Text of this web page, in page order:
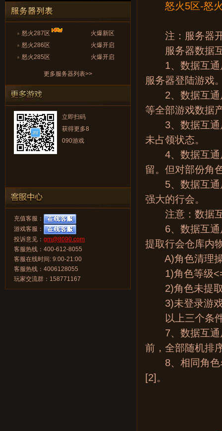
火爆新区
怒火287区
火爆开启
怒火286区
火爆开启
怒火285区
更多服务器列表>>
立即扫码
获得更多8
090游戏
充值客服：
游戏客服：
投诉意见： gm@8090.com
客服热线：400-612-8055
客服在线时间: 9:00-21:00
客服热线：4006128055
玩家交流群：158771167
怒火5区-怒
注：服务器开
服务器数据互
1、数据互通
服务器登陆游戏
2、数据互通
等全部游戏数据
3、数据互通
未占领状态。
4、数据互通
留。但对部份角
5、数据互通
强大的行会。
注意：数据互
6、数据互通
提取行会仓库内
A)角色清理
1)角色等级
2)角色未提取
3)未登录游戏
以上三个条件
7、数据互通
前，全部随机排
8、相同角色
[2]。